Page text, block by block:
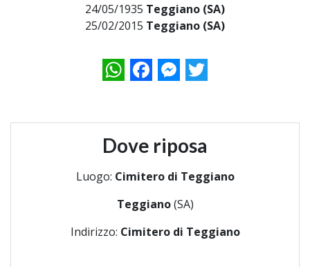
24/05/1935 Teggiano (SA)
25/02/2015 Teggiano (SA)
WhatsAppFacebookMessenger
Twitter
Dove riposa
Luogo: Cimitero di Teggiano
Teggiano(SA)
Indirizzo: Cimitero di Teggiano